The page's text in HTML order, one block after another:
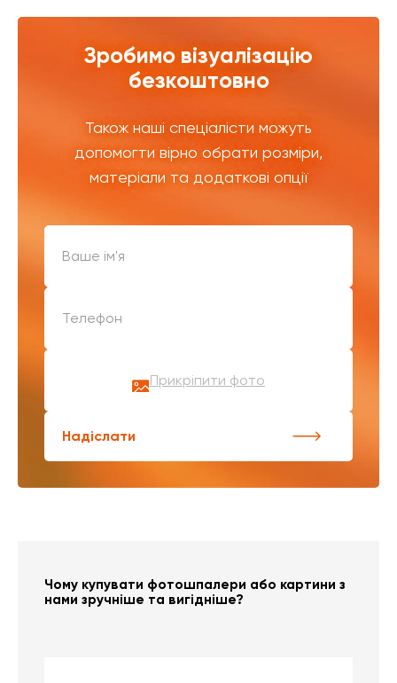
Зробимо візуалізацію
безкоштовно
Також наші спеціалісти можуть
допомогти вірно обрати розміри,
матеріали та додаткові опції
Прикріпити фото
Надіслати
Чому купувати фотошпалери або картини з
нами зручніше та вигідніше?